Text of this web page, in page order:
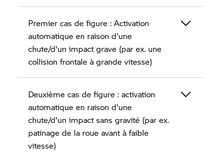
Premier cas de figure : Activation
automatique en raison d'une
chute/d'un impact grave (par ex. une
collision frontale à grande vitesse)
Deuxième cas de figure : activation
automatique en raison d'une
chute/d'un impact sans gravité (par ex.
patinage de la roue avant à faible
vitesse)